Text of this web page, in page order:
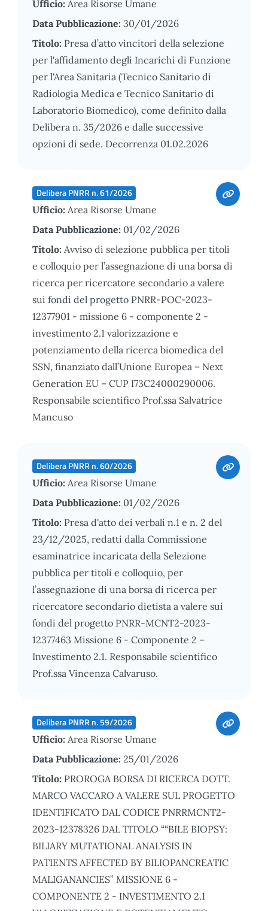
Ufficio: Area Risorse Umane
Data Pubblicazione: 30/01/2026
Titolo: Presa d’atto vincitori della selezione
per l'affidamento degli Incarichi di Funzione
per l'Area Sanitaria (Tecnico Sanitario di
Radiologia Medica e Tecnico Sanitario di
Laboratorio Biomedico), come definito dalla
Delibera n. 35/2026 e dalle successive
opzioni di sede. Decorrenza 01.02.2026
Delibera PNRR n. 61/2026
Ufficio: Area Risorse Umane
Data Pubblicazione: 01/02/2026
Titolo: Avviso di selezione pubblica per titoli
e colloquio per l’assegnazione di una borsa di
ricerca per ricercatore secondario a valere
sui fondi del progetto PNRR-POC-2023-
12377901 - missione 6 - componente 2 -
investimento 2.1 valorizzazione e
potenziamento della ricerca biomedica del
SSN, finanziato dall’Unione Europea – Next
Generation EU – CUP I73C24000290006.
Responsabile scientifico Prof.ssa Salvatrice
Mancuso
Delibera PNRR n. 60/2026
Ufficio: Area Risorse Umane
Data Pubblicazione: 01/02/2026
Titolo: Presa d'atto dei verbali n.1 e n. 2 del
23/12/2025, redatti dalla Commissione
esaminatrice incaricata della Selezione
pubblica per titoli e colloquio, per
l’assegnazione di una borsa di ricerca per
ricercatore secondario dietista a valere sui
fondi del progetto PNRR-MCNT2-2023-
12377463 Missione 6 - Componente 2 –
Investimento 2.1. Responsabile scientifico
Prof.ssa Vincenza Calvaruso.
Delibera PNRR n. 59/2026
Ufficio: Area Risorse Umane
Data Pubblicazione: 25/01/2026
Titolo: PROROGA BORSA DI RICERCA DOTT.
MARCO VACCARO A VALERE SUL PROGETTO
IDENTIFICATO DAL CODICE PNRRMCNT2-
2023-12378326 DAL TITOLO ““BILE BIOPSY:
BILIARY MUTATIONAL ANALYSIS IN
PATIENTS AFFECTED BY BILIOPANCREATIC
MALIGANANCIES” MISSIONE 6 -
COMPONENTE 2 - INVESTIMENTO 2.1